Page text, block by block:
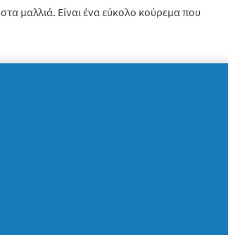
στα μαλλιά. Είναι ένα εύκολο κούρεμα που